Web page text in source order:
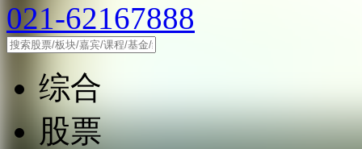
021-62167888
综合
股票